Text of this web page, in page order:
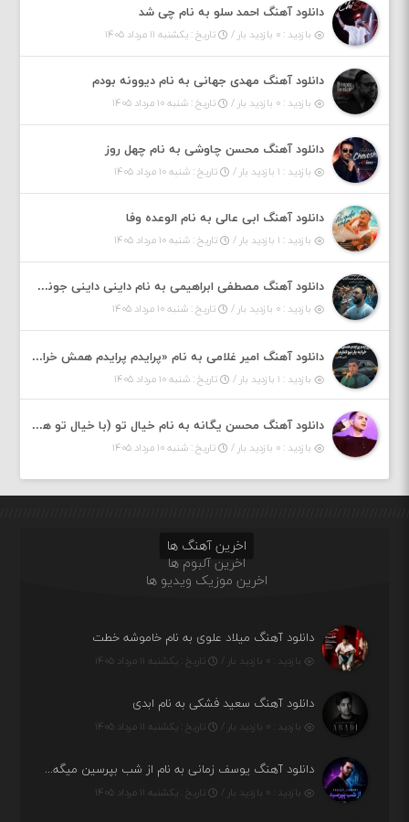
دانلود آهنگ احمد سلو به نام چی شد
بازدید : ۰ بازدید بار / تاریخ : یکشنبه ۱۱ مرداد ۱۴۰۵
دانلود آهنگ مهدی جهانی به نام دیوونه بودم
بازدید : ۰ بازدید بار / تاریخ : شنبه ۱۰ مرداد ۱۴۰۵
دانلود آهنگ محسن چاوشی به نام چهل روز
بازدید : ۱ بازدید بار / تاریخ : شنبه ۱۰ مرداد ۱۴۰۵
دانلود آهنگ ابی عالی به نام الوعده وفا
بازدید : ۱ بازدید بار / تاریخ : شنبه ۱۰ مرداد ۱۴۰۵
دانلود آهنگ مصطفی ابراهیمی به نام داینی داینی جونم قربون پنج تیر پرونم
بازدید : ۰ بازدید بار / تاریخ : شنبه ۱۰ مرداد ۱۴۰۵
دانلود آهنگ امیر غلامی به نام «پرایدم پرایدم همش خرابه یار نیو کنارم دیگه پولی نداروم (ریمیکس اینستاگرام)»
بازدید : ۱ بازدید بار / تاریخ : شنبه ۱۰ مرداد ۱۴۰۵
دانلود آهنگ محسن یگانه به نام خیال تو (با خیال تو هنوزم مثل هر روز و همیشه ریمیکس)
بازدید : ۰ بازدید بار / تاریخ : شنبه ۱۰ مرداد ۱۴۰۵
اخرین آهنگ ها
اخرین آلبوم ها
اخرین موزیک ویدیو ها
دانلود آهنگ میلاد علوی به نام خاموشه خطت
بازدید : ۰ بازدید بار / تاریخ : یکشنبه ۱۱ مرداد ۱۴۰۵
دانلود آهنگ سعید فشکی به نام ابدی
بازدید : ۰ بازدید بار / تاریخ : یکشنبه ۱۱ مرداد ۱۴۰۵
دانلود آهنگ یوسف زمانی به نام از شب بپرسین میگه چه روزگاری دارم
بازدید : ۰ بازدید بار / تاریخ : یکشنبه ۱۱ مرداد ۱۴۰۵